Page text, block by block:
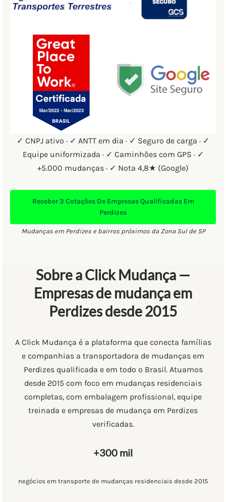
✓ CNPJ ativo · ✓ ANTT em dia · ✓ Seguro de carga · ✓
Equipe uniformizada · ✓ Caminhões com GPS · ✓
+5.000 mudanças · ✓ Nota 4,8★ (Google)
Receber3 CotaçõesDe Empresas Qualificadas Em
Perdizes
Mudanças em Perdizes e bairros próximos da Zona Sul de SP
Sobre a Click Mudança —
Empresas de mudança em
Perdizes desde 2015
A Click Mudança é a plataforma que conecta famílias
e companhias a transportadora de mudanças em
Perdizes qualificada e em todo o Brasil. Atuamos
desde 2015 com foco em mudanças residenciais
completas, com embalagem profissional, equipe
treinada e empresas de mudança em Perdizes
verificadas.
+300 mil
negócios em transporte de mudanças residenciais desde 2015